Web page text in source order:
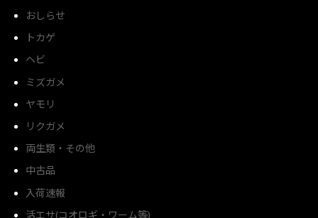
おしらせ
トカゲ
ヘビ
ミズガメ
ヤモリ
リクガメ
両生類・その他
中古品
入荷速報
活エサ(コオロギ・ワーム等)